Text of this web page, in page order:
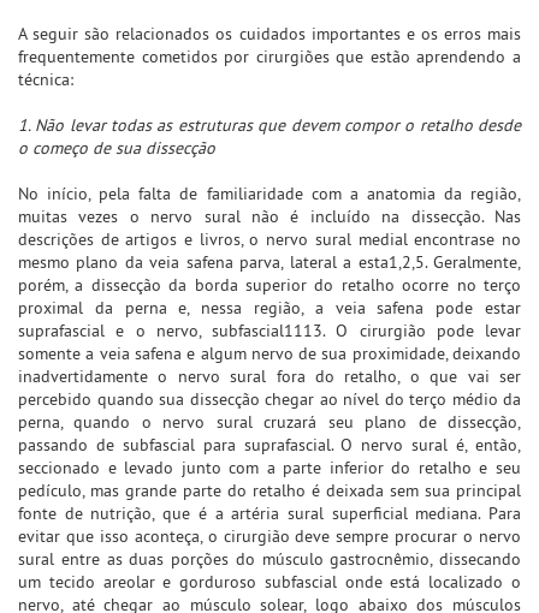
A seguir são relacionados os cuidados importantes e os erros mais
frequentemente cometidos por cirurgiões que estão aprendendo a
técnica:
1. Não levar todas as estruturas que devem compor o retalho desde
o começo de sua dissecção
No início, pela falta de familiaridade com a anatomia da região,
muitas vezes o nervo sural não é incluído na dissecção. Nas
descrições de artigos e livros, o nervo sural medial encontrase no
mesmo plano da veia safena parva, lateral a esta1,2,5. Geralmente,
porém, a dissecção da borda superior do retalho ocorre no terço
proximal da perna e, nessa região, a veia safena pode estar
suprafascial e o nervo, subfascial1113. O cirurgião pode levar
somente a veia safena e algum nervo de sua proximidade, deixando
inadvertidamente o nervo sural fora do retalho, o que vai ser
percebido quando sua dissecção chegar ao nível do terço médio da
perna, quando o nervo sural cruzará seu plano de dissecção,
passando de subfascial para suprafascial. O nervo sural é, então,
seccionado e levado junto com a parte inferior do retalho e seu
pedículo, mas grande parte do retalho é deixada sem sua principal
fonte de nutrição, que é a artéria sural superficial mediana. Para
evitar que isso aconteça, o cirurgião deve sempre procurar o nervo
sural entre as duas porções do músculo gastrocnêmio, dissecando
um tecido areolar e gorduroso subfascial onde está localizado o
nervo, até chegar ao músculo solear, logo abaixo dos músculos